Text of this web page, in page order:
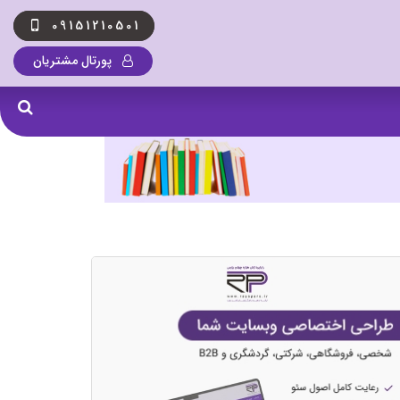
09151210501
پورتال مشتریان